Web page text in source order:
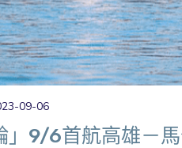
09-06
」9/6首航高雄－